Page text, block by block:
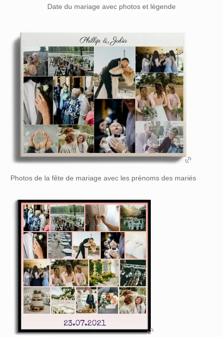
Date du mariage avec photos et légende
Photos de la fête de mariage avec les prénoms des mariés